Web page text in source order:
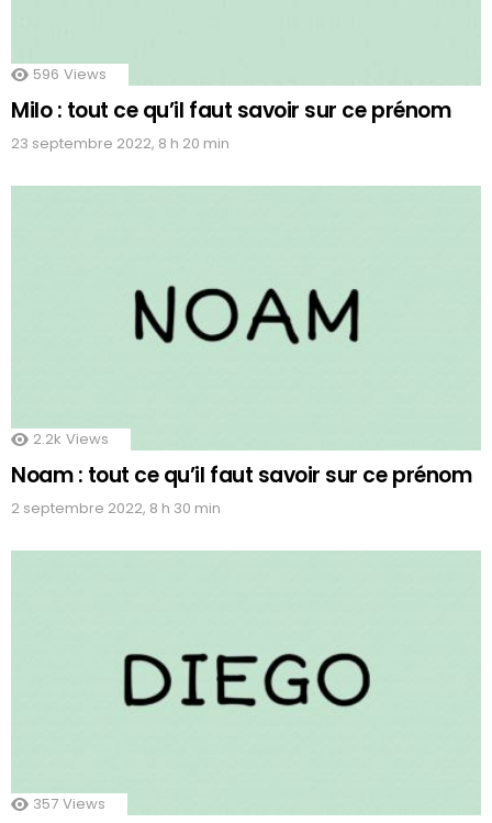
596 Views
Milo : tout ce qu’il faut savoir sur ce prénom
23 septembre 2022, 8 h 20 min
2.2k Views
Noam : tout ce qu’il faut savoir sur ce prénom
2 septembre 2022, 8 h 30 min
357 Views